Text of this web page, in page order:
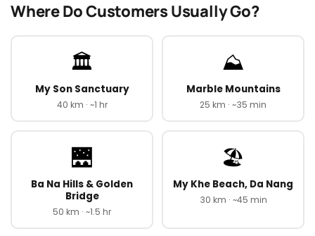
Where Do Customers Usually Go?
🏛️
My Son Sanctuary
40 km · ~1 hr
⛰️
Marble Mountains
25 km · ~35 min
🌉
Ba Na Hills & Golden
Bridge
50 km · ~1.5 hr
🏖️
My Khe Beach, Da Nang
30 km · ~45 min